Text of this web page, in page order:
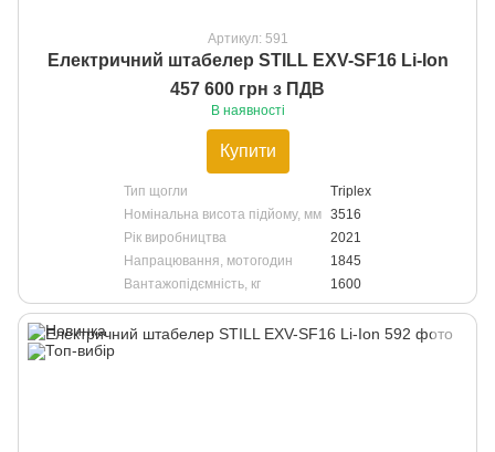
Артикул: 591
Електричний штабелер STILL EXV-SF16 Li-Ion
457 600 грн з ПДВ
В наявності
Купити
Тип щогли
Triplex
Номінальна висота підйому, мм 3516
Рік виробництва
2021
Напрацювання, мотогодин
1845
Вантажопідємність, кг
1600